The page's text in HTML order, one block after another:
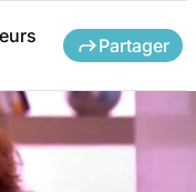
Partager